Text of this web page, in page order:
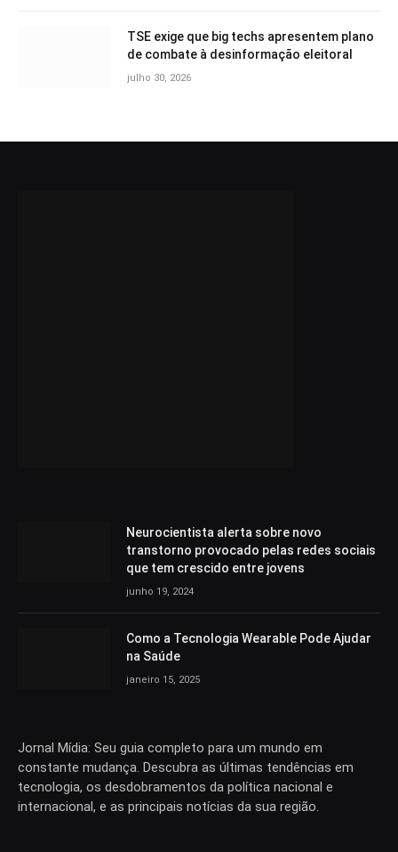
TSE exige que big techs apresentem plano
de combate à desinformação eleitoral
julho 30, 2026
Neurocientista alerta sobre novo
transtorno provocado pelas redes sociais
que tem crescido entre jovens
junho 19, 2024
Como a Tecnologia Wearable Pode Ajudar
na Saúde
janeiro 15, 2025
Jornal Mídia: Seu guia completo para um mundo em
constante mudança. Descubra as últimas tendências em
tecnologia, os desdobramentos da política nacional e
internacional, e as principais notícias da sua região.